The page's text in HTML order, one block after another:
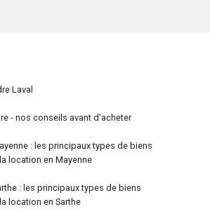
Laval
- nos conseils avant d'acheter
: les principaux types de biens
location en Mayenne
: les principaux types de biens
location en Sarthe